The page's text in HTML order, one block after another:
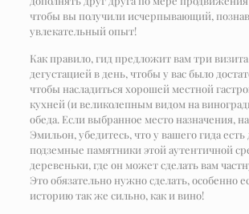
чтобы вы получили исчерпывающий,
увлекательный опыт!
Как правило, гид предложит вам три
дегустацией в день, чтобы у вас было
чтобы насладиться хорошей местной
кухней (и великолепным видом на
обеда. Если выбранное место назначения,
Эмильон, убедитесь, что у вашего гида есть
подземные памятники этой аутентичной
деревеньки, где он может сделать вам
Это обязательно нужно сделать, особенно
историю так же сильно, как и вино!